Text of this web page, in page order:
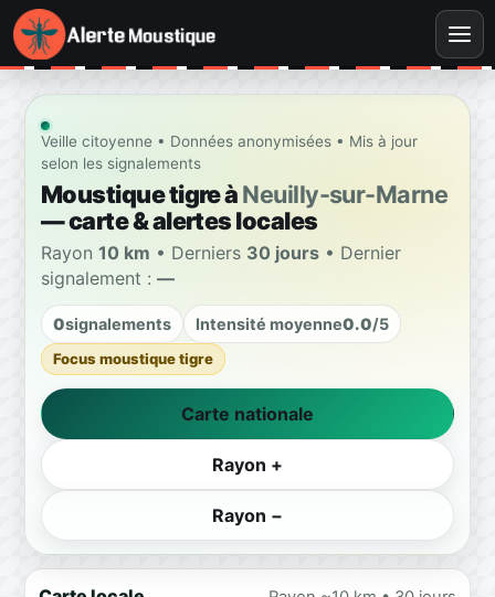
Veille citoyenne • Données anonymisées • Mis à jour
selon les signalements
Moustique tigre àNeuilly-sur-Marne
— carte & alertes locales
Rayon 10 km • Derniers 30 jours • Dernier
signalement : —
0signalements Intensité moyenne0.0/5
Focus moustique tigre
Carte nationale
Rayon +
Rayon −